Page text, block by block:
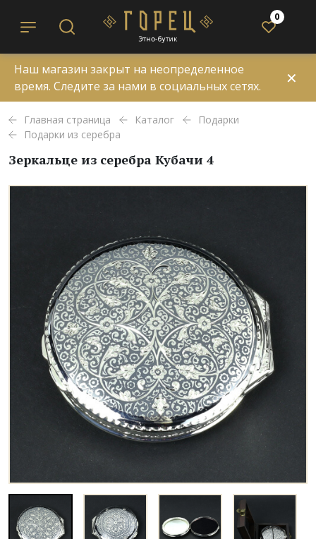
0
Наш магазин закрыт на неопределенное
время. Следите за нами в социальных сетях.
✕
Главная страница Каталог
Подарки
Подарки из серебра
Зеркальце из серебра Кубачи 4